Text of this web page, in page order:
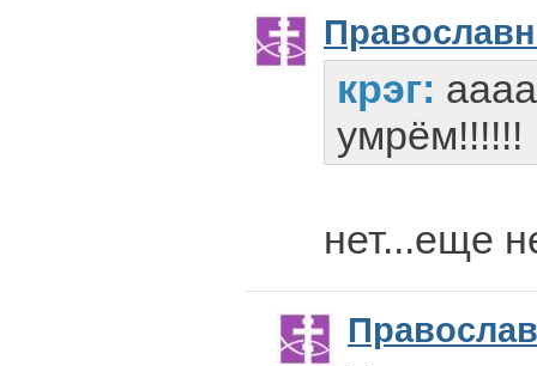
крэг:
умрём!!!!!!
нет...еще